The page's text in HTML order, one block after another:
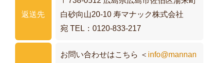
返送先
白砂向山20-10 寿マナック株式会社
宛 TEL： 0120-833-217
お問い合わせはこちら ＜ info@mannan